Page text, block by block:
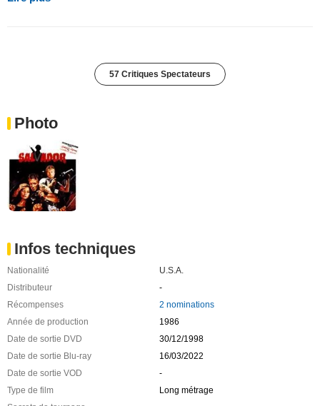
57 Critiques Spectateurs
Photo
Infos techniques
Nationalité
U.S.A.
Distributeur
-
Récompenses
2 nominations
Année de production
1986
Date de sortie DVD
30/12/1998
Date de sortie Blu-ray
16/03/2022
Date de sortie VOD
-
Type de film
Long métrage